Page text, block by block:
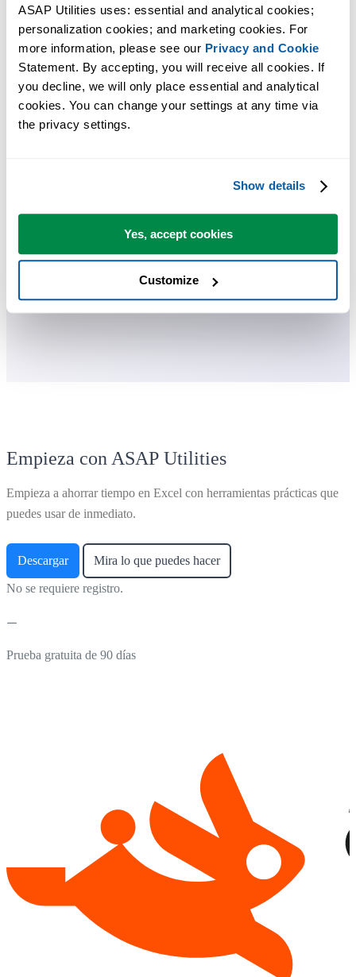
ASAP Utilities uses: essential and analytical cookies;
personalization cookies; and marketing cookies. For
more information, please see our Privacy and Cookie
Statement. By accepting, you will receive all cookies. If
you decline, we will only place essential and analytical
cookies. You can change your settings at any time via
the privacy settings.
Show details
Yes, accept cookies
Customize
Herramientas prácticas que muchos usuarios desearían tener en Excel.
Ahorra tiempo en Excel. Así de fácil.
ASAP Utilities te ayuda a ahorrar tiempo y a hacer cosas que Excel
por sí solo no puede hacer.
La mayoría de los usuarios empiezan con unas pocas herramientas.
Muchos terminan usando ASAP Utilities a diario.
Utilizado por equipos en más de 28.500 organizaciones.
Empieza con ASAP Utilities
Empieza a ahorrar tiempo en Excel con herramientas prácticas que
puedes usar de inmediato.
Descargar Mira lo que puedes hacer
No se requiere registro.
Prueba gratuita de 90 días